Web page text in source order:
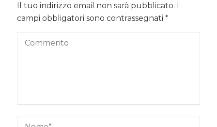
Il tuo indirizzo email non sarà pubblicato. I
campi obbligatori sono contrassegnati *